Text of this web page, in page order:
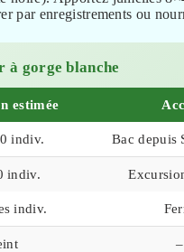
par enregistrements ou
à gorge blanche
estimée
indiv. Bac depuis
indiv.
indiv.
–